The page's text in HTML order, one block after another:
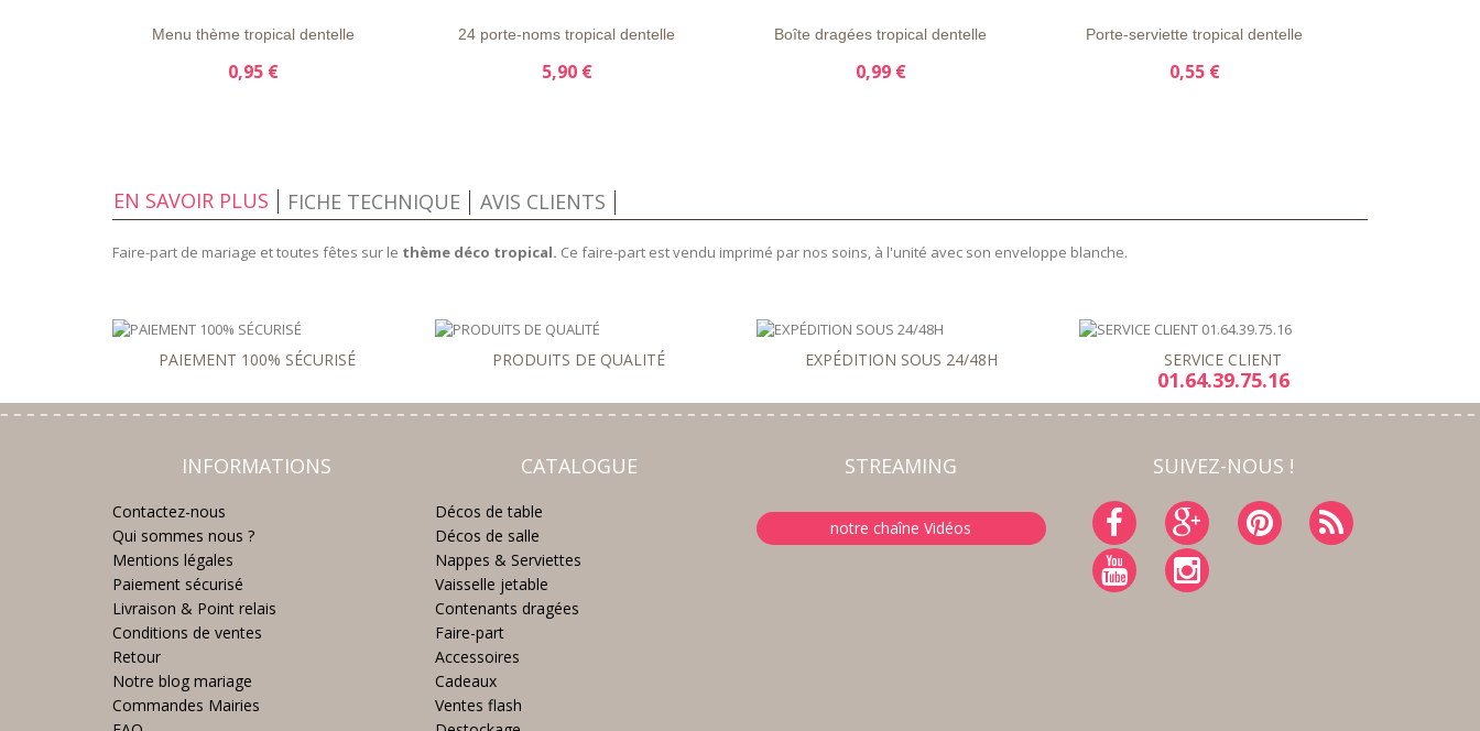
Menu thème tropical dentelle
0,95 €
24 porte-noms tropical dentelle
5,90 €
Boîte dragées tropical dentelle
0,99 €
Porte-serviette tropical dentelle
0,55 €
EN SAVOIR PLUS FICHE TECHNIQUE AVIS CLIENTS
Faire-part de mariage et toutes fêtes sur le thème déco tropical. Ce faire-part est vendu imprimé par nos soins, à l'unité avec son enveloppe blanche.
PAIEMENT 100% SÉCURISÉ PRODUITS DE QUALITÉ EXPÉDITION SOUS 24/48H SERVICE CLIENT
01.64.39.75.16
INFORMATIONS
Contactez-nous
Qui sommes nous ?
Mentions légales
Paiement sécurisé
Livraison & Point relais
Conditions de ventes
Retour
Notre blog mariage
Commandes Mairies
CATALOGUE
Décos de table
Décos de salle
Nappes & Serviettes
Vaisselle jetable
Contenants dragées
Faire-part
Accessoires
Cadeaux
Ventes flash
STREAMING
notre chaîne Vidéos
SUIVEZ-NOUS !